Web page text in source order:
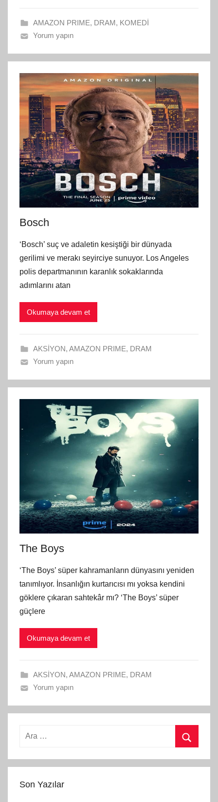
AMAZON PRIME, DRAM, KOMEDİ
Yorum yapın
Bosch
‘Bosch’ suç ve adaletin kesiştiği bir dünyada
gerilimi ve merakı seyirciye sunuyor. Los Angeles
polis departmanının karanlık sokaklarında
adımlarını atan
Okumaya devam et
AKSİYON, AMAZON PRIME, DRAM
Yorum yapın
The Boys
‘The Boys’ süper kahramanların dünyasını yeniden
tanımlıyor. İnsanlığın kurtarıcısı mı yoksa kendini
göklere çıkaran sahtekâr mı? ‘The Boys’ süper
güçlere
Okumaya devam et
AKSİYON, AMAZON PRIME, DRAM
Yorum yapın
Arama:
Son Yazılar